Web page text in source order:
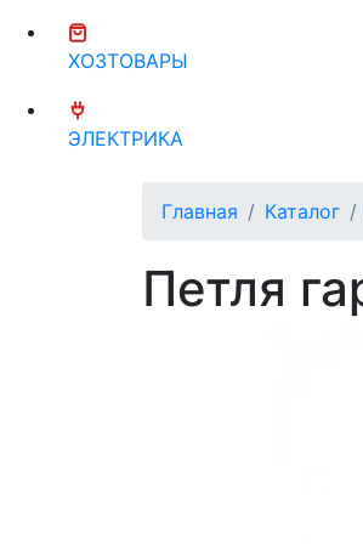
ХОЗТОВАРЫ
ЭЛЕКТРИКА
Главная Каталог
Петля